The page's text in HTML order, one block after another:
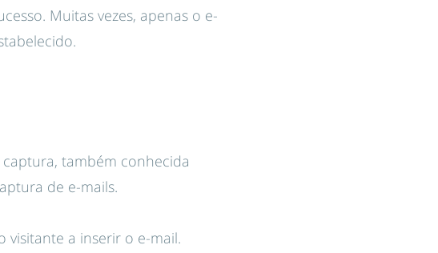
Muitas vezes, apenas o e-
também conhecida
de e-mails.
a inserir o e-mail.